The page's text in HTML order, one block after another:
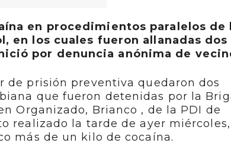
en procedimientos paralelos de
en los cuales fueron allanadas dos
por denuncia anónima de
de prisión preventiva quedaron dos
que fueron detenidas por la
Organizado, Brianco , de la PDI de
realizado la tarde de ayer miércoles,
más de un kilo de cocaína.